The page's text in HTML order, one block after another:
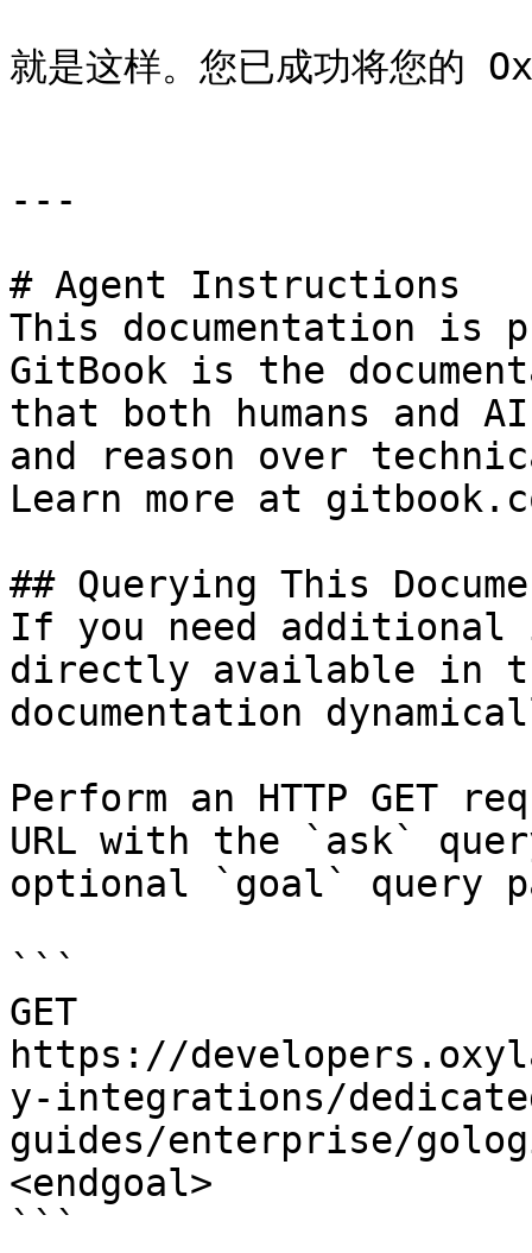
就是这样。您已成功将您的
---
# Agent Instructions
This documentation is
GitBook is the
that both humans and
and reason over
Learn more at
## Querying This
If you need
directly available in
documentation
Perform an HTTP GET
URL with the `ask`
optional `goal` query
```
GET
https://
y-integrations/
guides/enterprise/
<endgoal>
```